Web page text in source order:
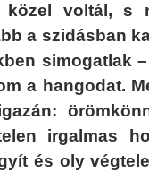
közel voltál, s
a szidásban
simogatlak
a hangodat.
irgalmas
és oly